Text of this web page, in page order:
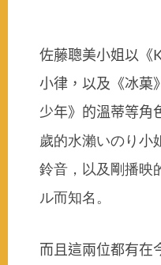
佐藤聰美小姐以《
小律，以及《冰菓
少年》的溫蒂等角
歲的水瀨いのり小
鈴音，以及剛播映
ル而知名。
而且這兩位都有在